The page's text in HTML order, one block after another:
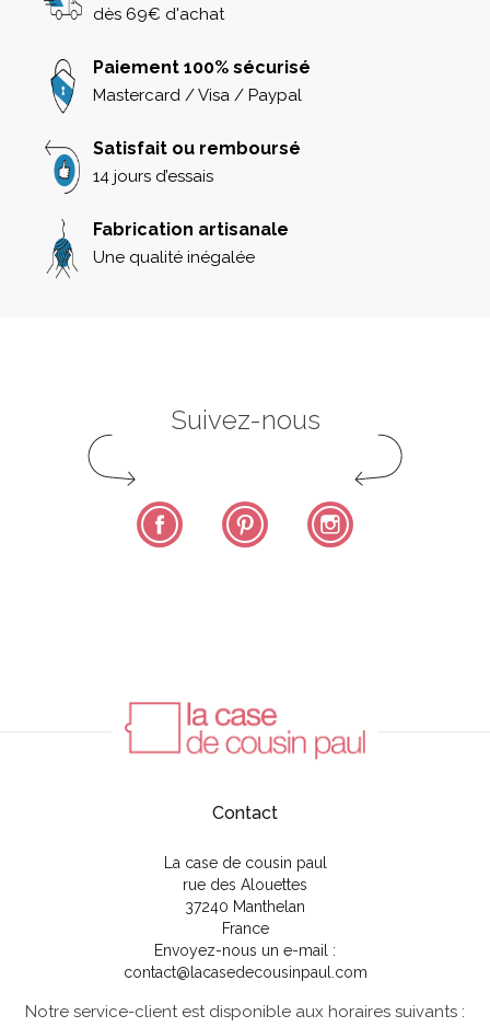
dès 69€ d'achat
Paiement 100% sécurisé
Mastercard / Visa / Paypal
Satisfait ou remboursé
14 jours d’essais
Fabrication artisanale
Une qualité inégalée
Suivez-nous
Facebook Pinterest
Contact
La case de cousin paul
rue des Alouettes
37240 Manthelan
France
Envoyez-nous un e-mail :
contact@lacasedecousinpaul.com
Notre service-client est disponible aux horaires suivants :